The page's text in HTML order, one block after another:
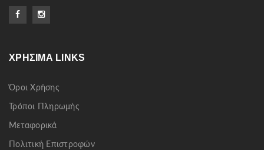
ΧΡΉΣΙΜΑ LINKS
Όροι Χρήσης
Τρόποι Πληρωμής
Μεταφορικά
Πολιτική Επιστροφών